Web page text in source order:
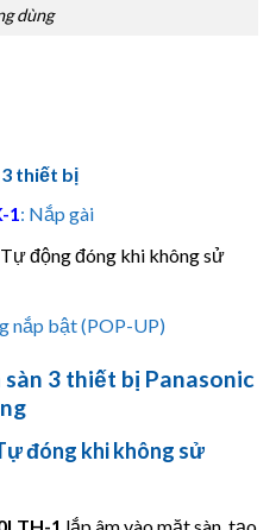
dùng
3 thiết bị
1: Nắp gài
động đóng khi không sử
nắp bật (POP-UP)
3 thiết bị Panasonic
đóng khi không sử